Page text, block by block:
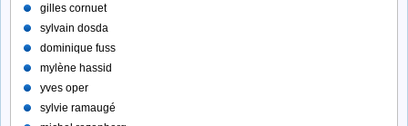
gilles cornuet
sylvain dosda
dominique fuss
mylène hassid
yves oper
sylvie ramaugé